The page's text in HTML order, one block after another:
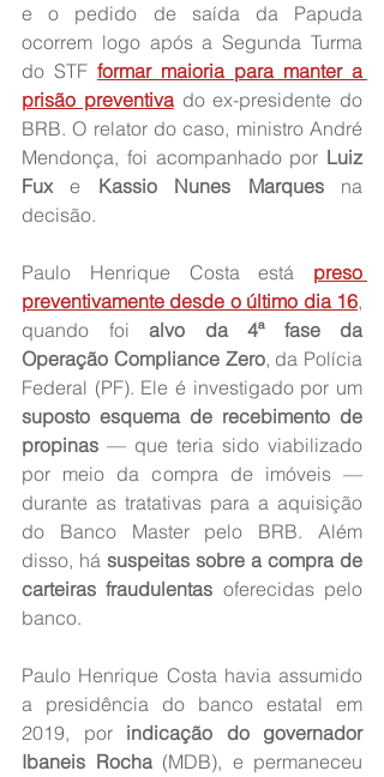
e o pedido de saída da Papuda
ocorrem logo após a Segunda Turma
do STF formar maioria para manter a
prisão preventiva do ex-presidente do
BRB. O relator do caso, ministro André
Mendonça, foi acompanhado por Luiz
Fux e Kassio Nunes Marques na
decisão.
Paulo Henrique Costa está preso
preventivamente desde o último dia 16,
quando foi alvo da 4ª fase da
Operação Compliance Zero, da Polícia
suposto esquema de recebimento de
propinas — que teria sido viabilizado
por meio da compra de imóveis —
durante as tratativas para a aquisição
do Banco Master pelo BRB. Além
disso, há suspeitas sobre a compra de
carteiras fraudulentas oferecidas pelo
banco.
Paulo Henrique Costa havia assumido
a presidência do banco estatal em
2019, por indicação do governador
Ibaneis Rocha (MDB), e permaneceu